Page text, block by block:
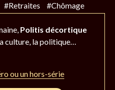
#Retraites #Chômage
Politis décortique
culture, la politique…
ou un hors-série